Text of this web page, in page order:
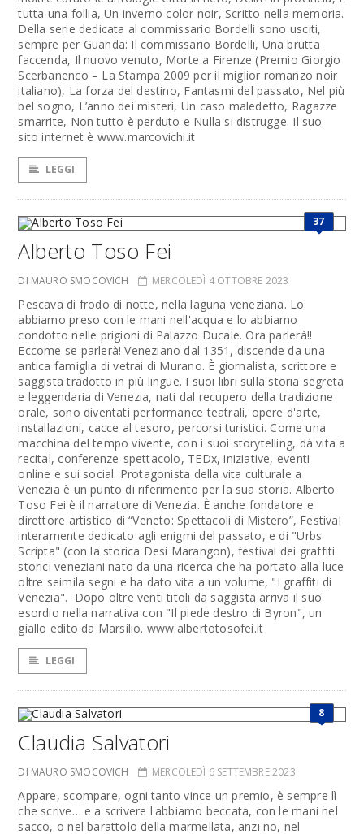
tutta una follia, Un inverno color noir, Scritto nella memoria.
Della serie dedicata al commissario ­Bordelli sono usciti,
sempre per Guanda: Il commissario Bordelli, Una brutta
faccenda, Il nuovo venuto, Morte a Firenze (Premio Giorgio
Scerbanenco – La Stampa 2009 per il miglior romanzo noir
italiano), La forza del destino, Fantasmi del passato, Nel più
bel sogno, L’anno dei misteri, Un caso maledetto, Ragazze
smarrite, Non tutto è perduto e Nulla si distrugge. Il suo
sito internet è www.marcovichi.it
LEGGI
37
Alberto Toso Fei
DI MAURO SMOCOVICH MERCOLEDÌ 4 OTTOBRE 2023
Pescava di frodo di notte, nella laguna veneziana. Lo
abbiamo preso con le mani nell'acqua e lo abbiamo
condotto nelle prigioni di Palazzo Ducale. Ora parlerà!!
Eccome se parlerà! Veneziano dal 1351, discende da una
antica famiglia di vetrai di Murano. È giornalista, scrittore e
saggista tradotto in più lingue. I suoi libri sulla storia segreta
e leggendaria di Venezia, nati dal recupero della tradizione
orale, sono diventati performance teatrali, opere d'arte,
installazioni, cacce al tesoro, percorsi turistici. Come una
macchina del tempo vivente, con i suoi storytelling, dà vita a
recital, conferenze-spettacolo, TEDx, iniziative, eventi
online e sui social. Protagonista della vita culturale a
Venezia è un punto di riferimento per la sua storia. Alberto
Toso Fei è il narratore di Venezia. È anche fondatore e
direttore artistico di “Veneto: Spettacoli di Mistero”, Festival
interamente dedicato agli enigmi del passato, e di "Urbs
Scripta" (con la storica Desi Marangon), festival dei graffiti
storici veneziani nato da una ricerca che ha portato alla luce
oltre seimila segni e ha dato vita a un volume, "I graffiti di
Venezia". Dopo oltre venti titoli da saggista arriva il suo
esordio nella narrativa con "Il piede destro di Byron", un
giallo edito da Marsilio. www.albertotosofei.it
LEGGI
8
Claudia Salvatori
DI MAURO SMOCOVICH MERCOLEDÌ 6 SETTEMBRE 2023
Appare, scompare, ogni tanto vince un premio, è sempre lì
che scrive… e a scrivere l'abbiamo beccata, con le mani nel
sacco, o nel barattolo della marmellata, anzi no, nel